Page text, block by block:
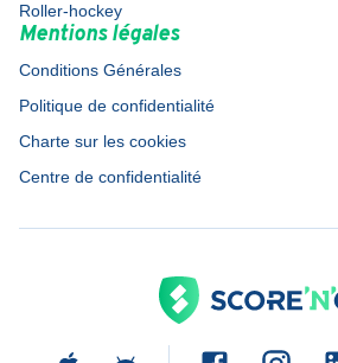
Roller-hockey
Mentions légales
Conditions Générales
Politique de confidentialité
Charte sur les cookies
Centre de confidentialité